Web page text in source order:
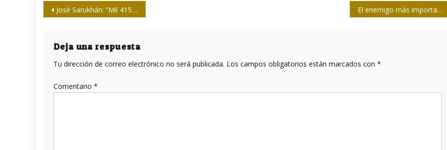
Navegación
entradas
José Sarukhán: “Mil 415 patógenos causan enfermedades humanas” El enemigo más importante ante la Covid-19 es la conducta humana
Deja una respuesta
Tu dirección de correo electrónico no será publicada. Los campos obligatorios están marcados con *
Comentario *